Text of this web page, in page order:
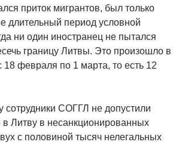
приток мигрантов, был только
длительный период условной
ни один иностранец не пытался
границу Литвы. Это произошло в
18 февраля по 1 марта, то есть 12
сотрудники СОГГЛ не допустили
в Литву в несанкционированных
с половиной тысяч нелегальных